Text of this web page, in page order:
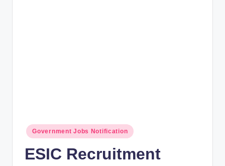
Posted
in
Government Jobs Notification
ESIC Recruitment